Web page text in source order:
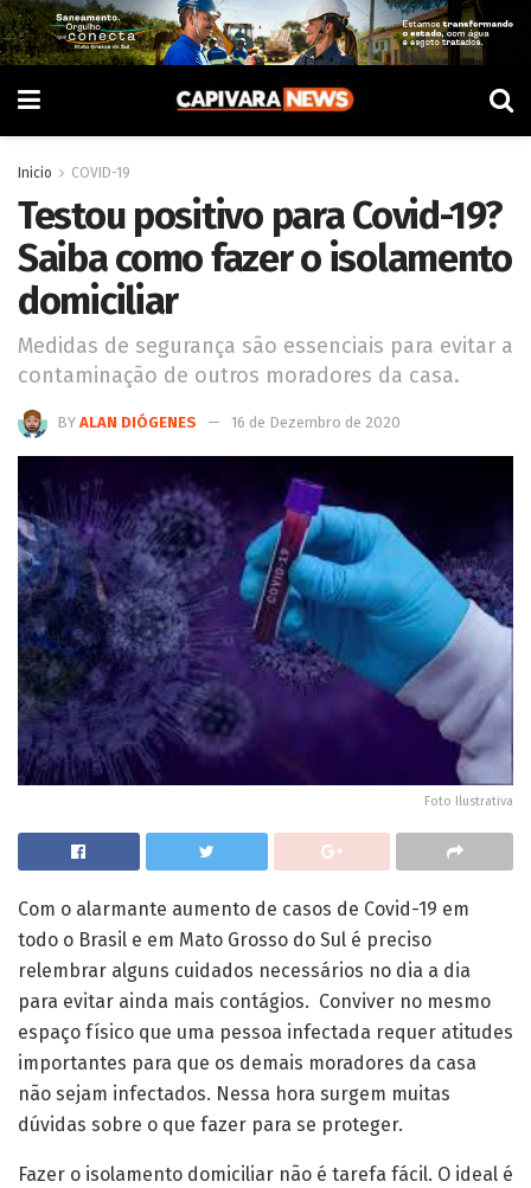
Inicio COVID-19
Testou positivo para Covid-19?
Saiba como fazer o isolamento
domiciliar
Medidas de segurança são essenciais para evitar a
contaminação de outros moradores da casa.
BY ALAN DIÓGENES 16 de Dezembro de 2020
Foto Ilustrativa
Com o alarmante aumento de casos de Covid-19 em
todo o Brasil e em Mato Grosso do Sul é preciso
relembrar alguns cuidados necessários no dia a dia
para evitar ainda mais contágios. Conviver no mesmo
espaço físico que uma pessoa infectada requer atitudes
importantes para que os demais moradores da casa
não sejam infectados. Nessa hora surgem muitas
dúvidas sobre o que fazer para se proteger.
Fazer o isolamento domiciliar não é tarefa fácil. O ideal é